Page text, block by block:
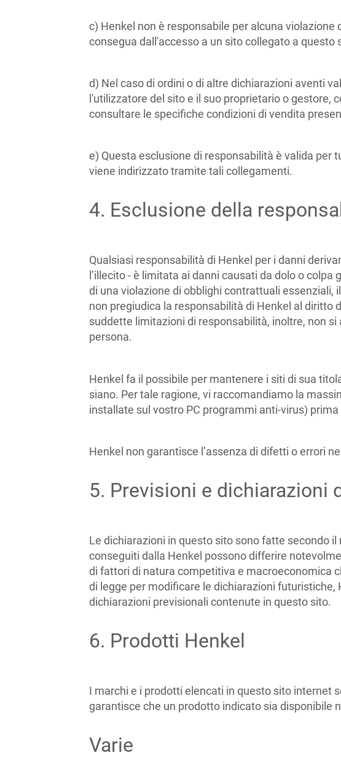
c) Henkel non è responsabile per alcuna
consegua dall'accesso a un sito collegato a questo
d) Nel caso di ordini o di altre dichiarazioni aventi
l'utilizzatore del sito e il suo proprietario o gestore,
consultare le specifiche condizioni di vendita
e) Questa esclusione di responsabilità è valida
viene indirizzato tramite tali collegamenti.
4. Esclusione della
Qualsiasi responsabilità di Henkel per i danni
l’illecito - è limitata ai danni causati da dolo o
di una violazione di obblighi contrattuali
non pregiudica la responsabilità di Henkel al
suddette limitazioni di responsabilità, inoltre, non
persona.
Henkel fa il possibile per mantenere i siti di sua
siano. Per tale ragione, vi raccomandiamo la
installate sul vostro PC programmi anti-virus)
Henkel non garantisce l’assenza di difetti o errori
5. Previsioni e dichiarazioni
Le dichiarazioni in questo sito sono fatte secondo
conseguiti dalla Henkel possono differire
di fattori di natura competitiva e macroeconomica
di legge per modificare le dichiarazioni
dichiarazioni previsionali contenute in questo sito.
6. Prodotti Henkel
I marchi e i prodotti elencati in questo sito internet
garantisce che un prodotto indicato sia disponibile
Varie